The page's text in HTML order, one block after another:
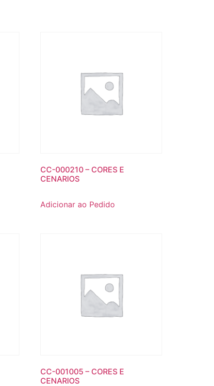
CC-000210 – CORES E
CENARIOS
Adicionar ao Pedido
CC-001005 – CORES E
CENARIOS